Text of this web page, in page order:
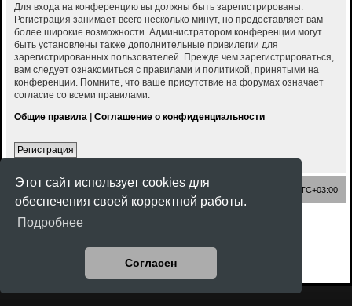
Этот сайт использует cookies для
обеспечения своей корректной работы.
Подробнее
Согласен
Для входа на конференцию вы должны быть зарегистрированы.
Регистрация занимает всего несколько минут, но предоставляет вам
более широкие возможности. Администратором конференции могут
быть установлены также дополнительные привилегии для
зарегистрированных пользователей. Прежде чем зарегистрироваться,
вам следует ознакомиться с правилами и политикой, принятыми на
конференции. Помните, что ваше присутствие на форумах означает
согласие со всеми правилами.
Общие правила | Соглашение о конфиденциальности
Регистрация
Список форумов UTC+03:00
Создано на основе
Русская поддержка phpBB
Конфиденциальность